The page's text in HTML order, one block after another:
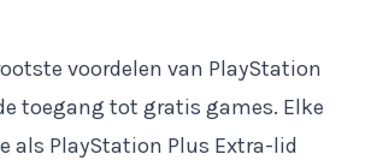
voordelen van PlayStation
toegang tot gratis games. Elke
als PlayStation Plus Extra-lid